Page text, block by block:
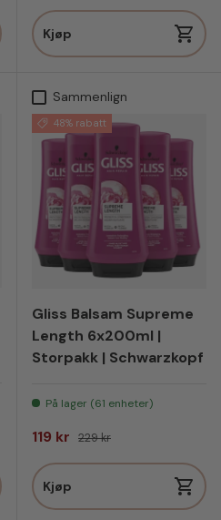
Kjøp
Sammenlign
48% rabatt
Gliss Balsam Supreme
Length 6x200ml |
Storpakk | Schwarzkopf
På lager (61 enheter)
Salgspris
119 kr Vanlig pris
229 kr
Kjøp